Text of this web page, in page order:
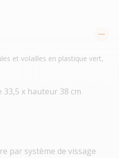
et volailles en plastique vert,
33,5 x hauteur 38 cm
par système de vissage